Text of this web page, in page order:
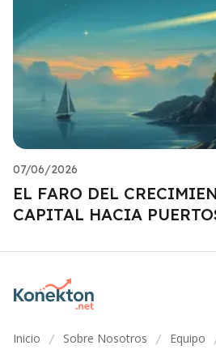
07/06/2026
EL FARO DEL
CAPITAL HACIA
Inicio / Sobre Nosotros / Equipo